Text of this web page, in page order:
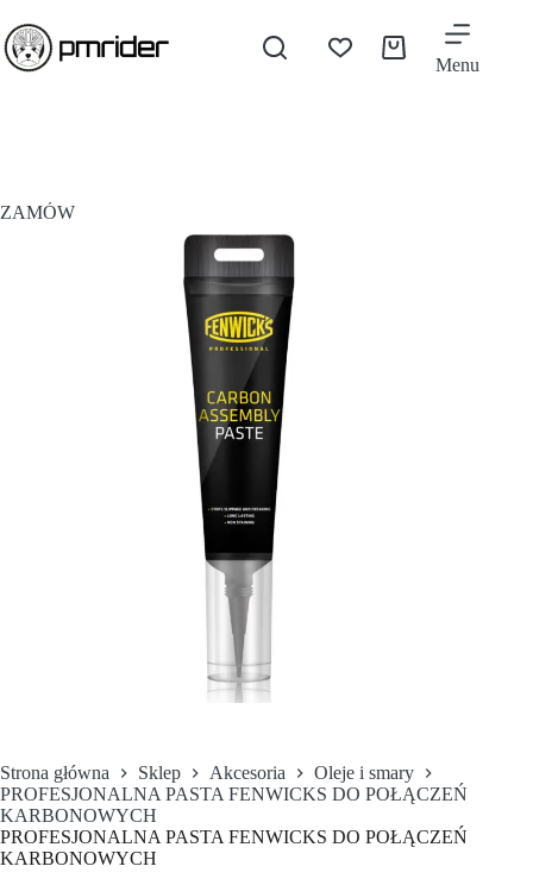
Menu
ZAMÓW
Strona główna Sklep Akcesoria
Oleje i smary
PROFESJONALNA PASTA FENWICKS DO POŁĄCZEŃ
KARBONOWYCH
PROFESJONALNA PASTA FENWICKS DO POŁĄCZEŃ
KARBONOWYCH